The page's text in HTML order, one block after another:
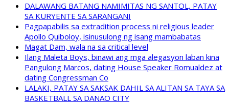
DALAWANG BATANG NAMIMITAS NG SANTOL, PATAY
SA KURYENTE SA SARANGANI
Pagpapabilis sa extradition process ni religious leader
Apollo Quiboloy, isinusulong ng isang mambabatas
Magat Dam, wala na sa critical level
Ilang Maleta Boys, binawi ang mga alegasyon laban kina
Pangulong Marcos, dating House Speaker Romualdez at
dating Congressman Co
LALAKI, PATAY SA SAKSAK DAHIL SA ALITAN SA TAYA SA
BASKETBALL SA DANAO CITY